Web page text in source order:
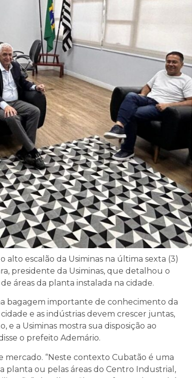
escalão da Usiminas na última sexta (3)
presidente da Usiminas, que detalhou o
áreas da planta instalada na cidade.
bagagem importante de conhecimento da
e as indústrias devem crescer juntas,
a Usiminas mostra sua disposição ao
o prefeito Ademário.
“Neste contexto Cubatão é uma
planta ou pelas áreas do Centro Industrial,